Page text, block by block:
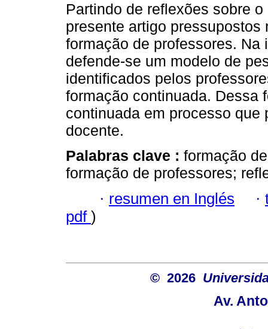
Partindo de reflexões sobre
presente artigo
formação de professores.
defende-se um modelo de
identificados pelos
formação continuada. Dessa
continuada em processo
docente.
Palabras clave : formação
formação de professores;
· resumen en Inglés ·
pdf )
© 2026
Av.